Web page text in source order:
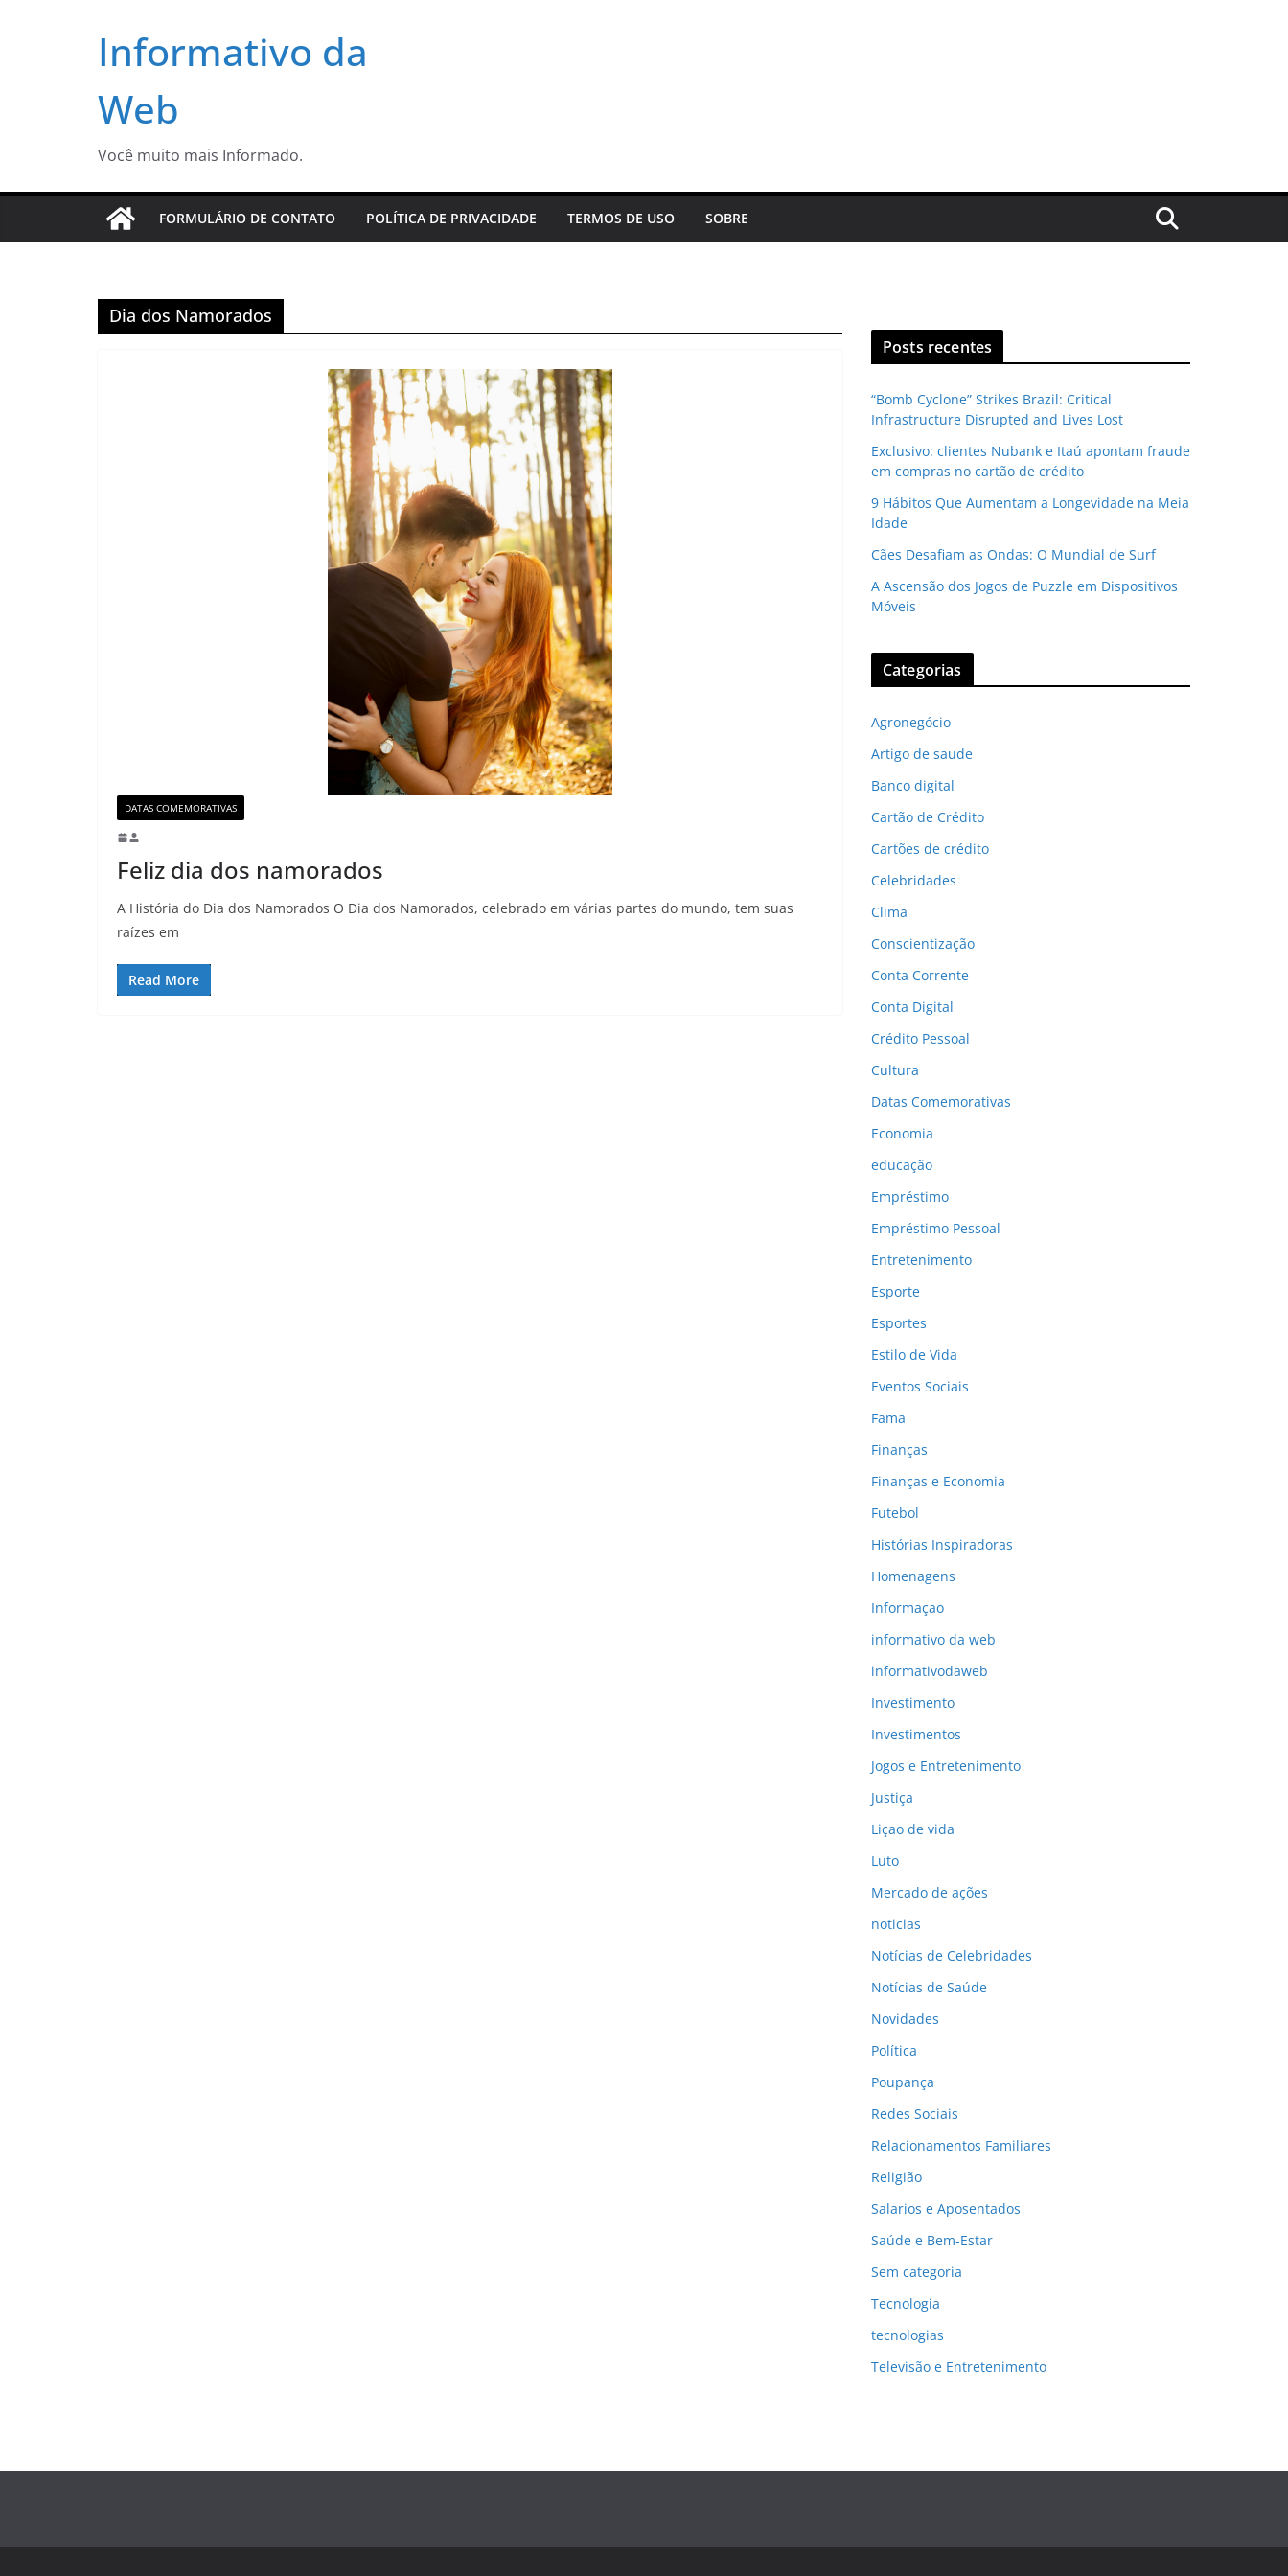
Informativo da
Web
Você muito mais Informado.
FORMULÁRIO DE CONTATO POLÍTICA DE PRIVACIDADE TERMOS DE USO SOBRE
Dia dos Namorados
DATAS COMEMORATIVAS
Feliz dia dos namorados
A História do Dia dos Namorados O Dia dos Namorados, celebrado em várias partes do mundo, tem suas
raízes em
Read More
Posts recentes
“Bomb Cyclone” Strikes Brazil: Critical
Infrastructure Disrupted and Lives Lost
Exclusivo: clientes Nubank e Itaú apontam fraude
em compras no cartão de crédito
9 Hábitos Que Aumentam a Longevidade na Meia
Idade
Cães Desafiam as Ondas: O Mundial de Surf
A Ascensão dos Jogos de Puzzle em Dispositivos
Móveis
Categorias
Agronegócio
Artigo de saude
Banco digital
Cartão de Crédito
Cartões de crédito
Celebridades
Clima
Conscientização
Conta Corrente
Conta Digital
Crédito Pessoal
Cultura
Datas Comemorativas
Economia
educação
Empréstimo
Empréstimo Pessoal
Entretenimento
Esporte
Esportes
Estilo de Vida
Eventos Sociais
Fama
Finanças
Finanças e Economia
Futebol
Histórias Inspiradoras
Homenagens
Informaçao
informativo da web
informativodaweb
Investimento
Investimentos
Jogos e Entretenimento
Justiça
Liçao de vida
Luto
Mercado de ações
noticias
Notícias de Celebridades
Notícias de Saúde
Novidades
Política
Poupança
Redes Sociais
Relacionamentos Familiares
Religião
Salarios e Aposentados
Saúde e Bem-Estar
Sem categoria
Tecnologia
tecnologias
Televisão e Entretenimento